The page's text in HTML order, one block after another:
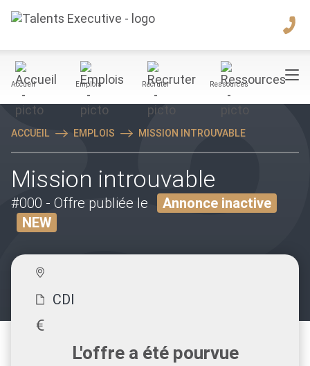
Accueil Emplois Recruter Ressources
ACCUEIL EMPLOIS MISSION INTROUVABLE
Mission introuvable
#000 - Offre publiée le
Annonce inactive
NEW
CDI
L'offre a été pourvue